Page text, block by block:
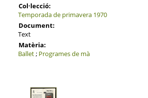
Col·lecció:
Temporada de primavera 1970
Document:
Text
Matèria:
Ballet; Programes de mà